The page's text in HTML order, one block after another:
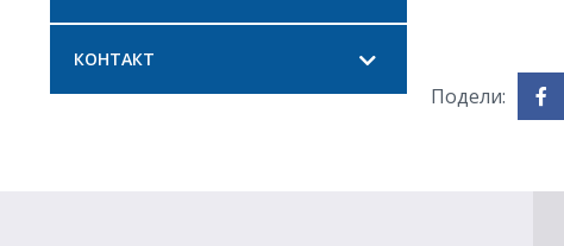
КОНТАКТ
Подели: